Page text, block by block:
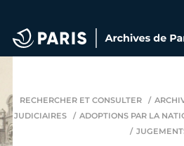
RECHERCHER ET CONSULTER
JUDICIAIRES
ADOPTIONS PAR LA